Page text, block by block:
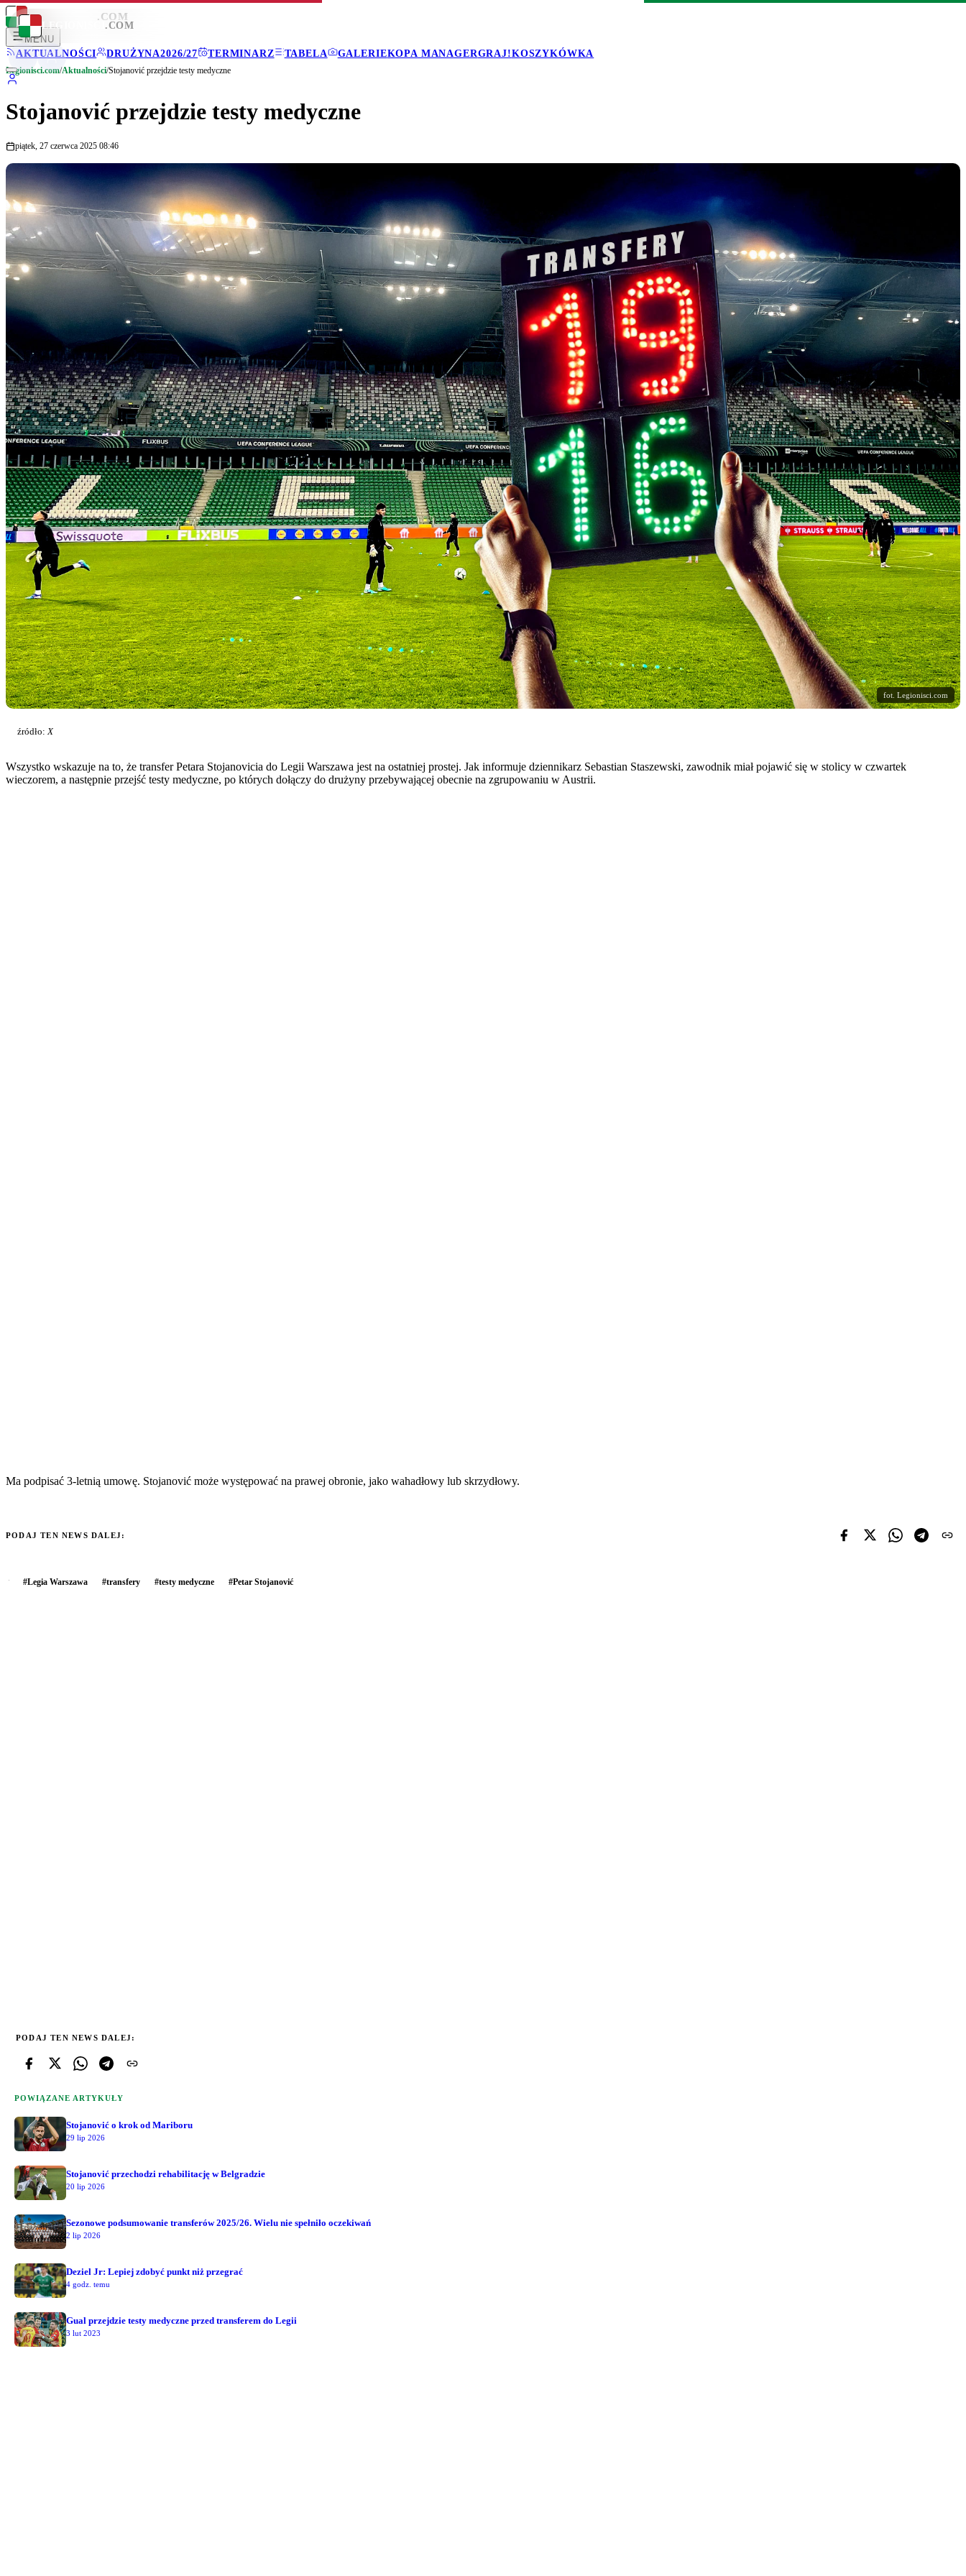
LEGIONISCI .COM
MENU
AKTUALNOŚCI
DRUŻYNA2026/27 TERMINARZ TABELA GALERIEKOPA MANAGERGRAJ!KOSZYKÓWKA
LEGIONISCI .COM
Legionisci.com/Aktualności/Stojanović przejdzie testy medyczne
Stojanović przejdzie testy medyczne
piątek, 27 czerwca 2025 08:46
fot. Legionisci.com
źródło: X
Wszystko wskazuje na to, że transfer Petara Stojanovicia do Legii Warszawa jest na ostatniej prostej. Jak informuje dziennikarz Sebastian Staszewski, zawodnik miał pojawić się w stolicy w czwartek
wieczorem, a następnie przejść testy medyczne, po których dołączy do drużyny przebywającej obecnie na zgrupowaniu w Austrii.
Ma podpisać 3-letnią umowę. Stojanović może występować na prawej obronie, jako wahadłowy lub skrzydłowy.
PODAJ TEN NEWS DALEJ:
#Legia Warszawa #transfery #testy medyczne #Petar Stojanović
PODAJ TEN NEWS DALEJ:
POWIĄZANE ARTYKUŁY
Stojanović o krok od Mariboru
29 lip 2026
Stojanović przechodzi rehabilitację w Belgradzie
20 lip 2026
Sezonowe podsumowanie transferów 2025/26. Wielu nie spełniło oczekiwań
2 lip 2026
Deziel Jr: Lepiej zdobyć punkt niż przegrać
4 godz. temu
Gual przejdzie testy medyczne przed transferem do Legii
3 lut 2023